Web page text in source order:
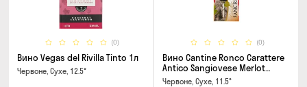
(0)
Вино Vegas del Rivilla Tinto 1л
Червоне, Сухе, 12.5°
(0)
Вино Cantine Ronco Carattere
Antico Sangiovese Merlot
Rubicone IGT 0.25л
Червоне, Сухе, 11.5°